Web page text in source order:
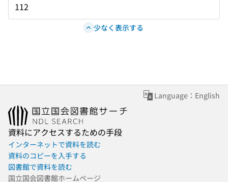
112
少なく表示する
Language：English
資料にアクセスするための手段
インターネットで資料を読む
資料のコピーを入手する
図書館で資料を読む
国立国会図書館ホームページ